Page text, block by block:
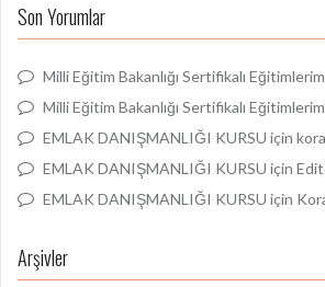
Son Yorumlar
Milli Eğitim Bakanlığı Sertifikalı
Milli Eğitim Bakanlığı Sertifikalı
EMLAK DANIŞMANLIĞI KURSU için
EMLAK DANIŞMANLIĞI KURSU için
EMLAK DANIŞMANLIĞI KURSU için
Arşivler